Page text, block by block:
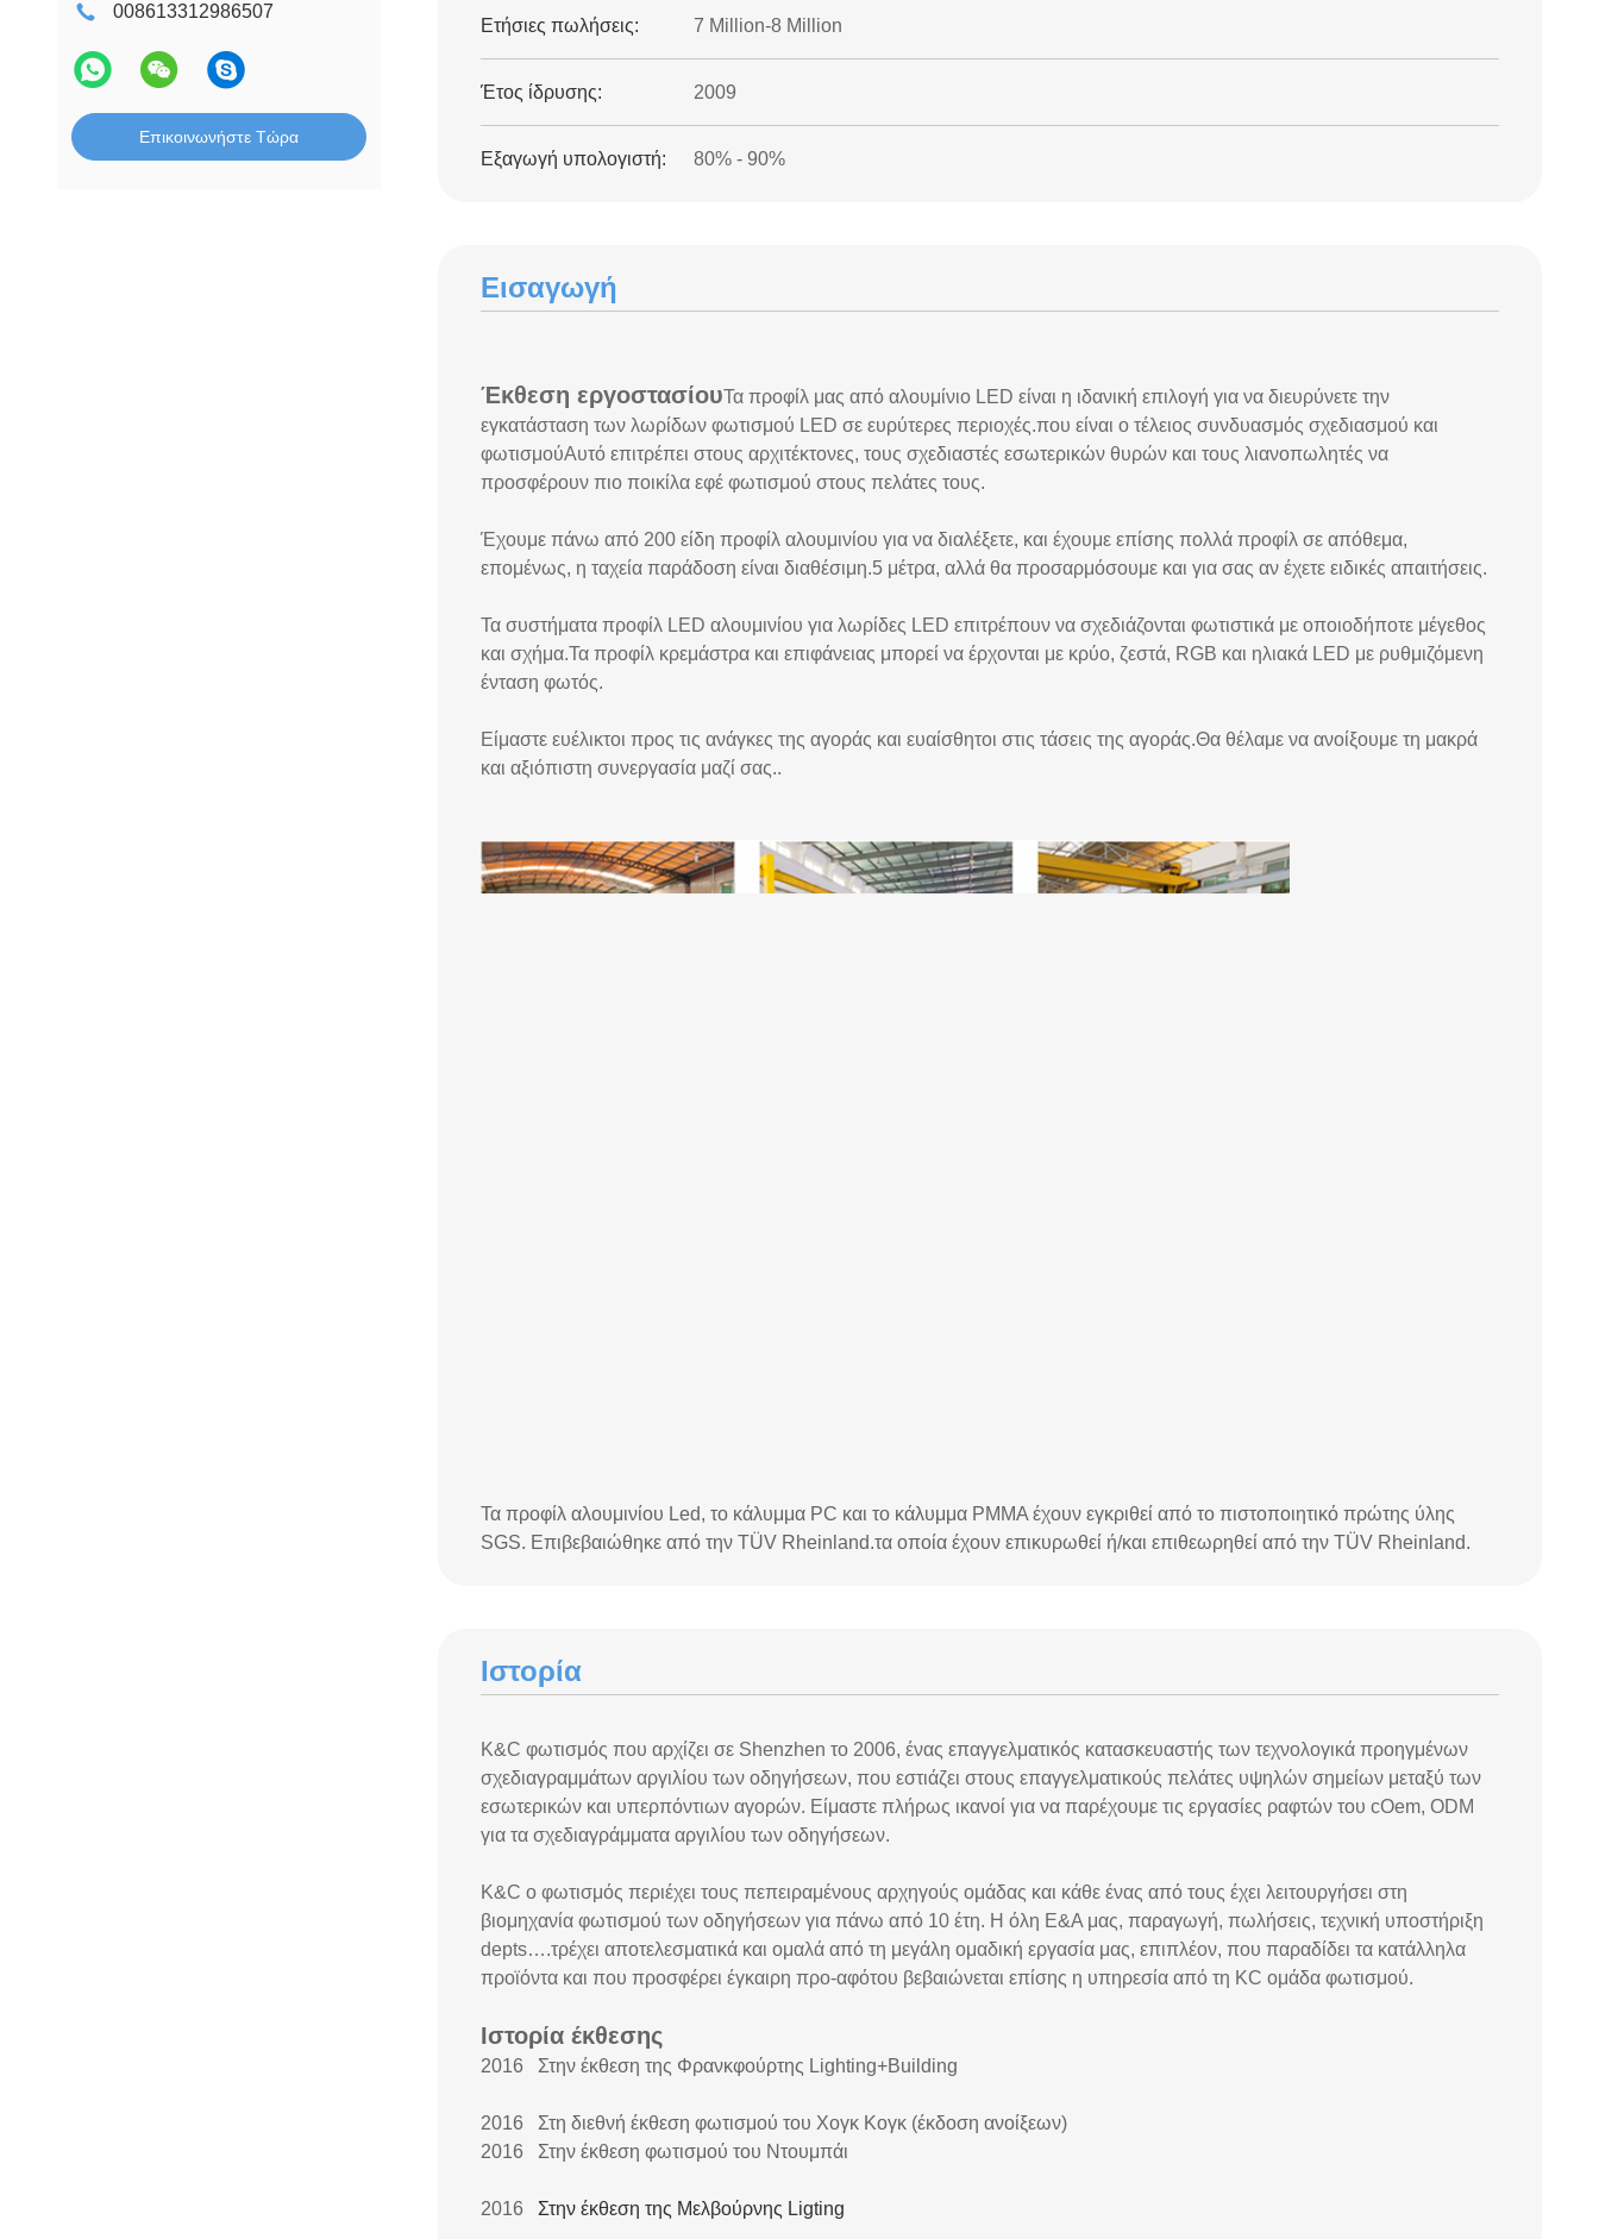
008613312986507
Επικοινωνήστε Τώρα
Ετήσιες πωλήσεις: 7 Million-8 Million
Έτος ίδρυσης: 2009
Εξαγωγή υπολογιστή: 80% - 90%
Εισαγωγή
Έκθεση εργοστασίουΤα προφίλ μας από αλουμίνιο LED είναι η ιδανική επιλογή για να διευρύνετε την
εγκατάσταση των λωρίδων φωτισμού LED σε ευρύτερες περιοχές.που είναι ο τέλειος συνδυασμός σχεδιασμού και
φωτισμούΑυτό επιτρέπει στους αρχιτέκτονες, τους σχεδιαστές εσωτερικών θυρών και τους λιανοπωλητές να
προσφέρουν πιο ποικίλα εφέ φωτισμού στους πελάτες τους.
Έχουμε πάνω από 200 είδη προφίλ αλουμινίου για να διαλέξετε, και έχουμε επίσης πολλά προφίλ σε απόθεμα,
επομένως, η ταχεία παράδοση είναι διαθέσιμη.5 μέτρα, αλλά θα προσαρμόσουμε και για σας αν έχετε ειδικές απαιτήσεις.
Τα συστήματα προφίλ LED αλουμινίου για λωρίδες LED επιτρέπουν να σχεδιάζονται φωτιστικά με οποιοδήποτε μέγεθος
και σχήμα.Τα προφίλ κρεμάστρα και επιφάνειας μπορεί να έρχονται με κρύο, ζεστά, RGB και ηλιακά LED με ρυθμιζόμενη
ένταση φωτός.
Είμαστε ευέλικτοι προς τις ανάγκες της αγοράς και ευαίσθητοι στις τάσεις της αγοράς.Θα θέλαμε να ανοίξουμε τη μακρά
και αξιόπιστη συνεργασία μαζί σας..
Τα προφίλ αλουμινίου Led, το κάλυμμα PC και το κάλυμμα PMMA έχουν εγκριθεί από το πιστοποιητικό πρώτης ύλης
SGS. Επιβεβαιώθηκε από την TÜV Rheinland.τα οποία έχουν επικυρωθεί ή/και επιθεωρηθεί από την TÜV Rheinland.
Ιστορία
K&C φωτισμός που αρχίζει σε Shenzhen το 2006, ένας επαγγελματικός κατασκευαστής των τεχνολογικά προηγμένων
σχεδιαγραμμάτων αργιλίου των οδηγήσεων, που εστιάζει στους επαγγελματικούς πελάτες υψηλών σημείων μεταξύ των
εσωτερικών και υπερπόντιων αγορών. Είμαστε πλήρως ικανοί για να παρέχουμε τις εργασίες ραφτών του cOem, ODM
για τα σχεδιαγράμματα αργιλίου των οδηγήσεων.
K&C ο φωτισμός περιέχει τους πεπειραμένους αρχηγούς ομάδας και κάθε ένας από τους έχει λειτουργήσει στη
βιομηχανία φωτισμού των οδηγήσεων για πάνω από 10 έτη. Η όλη Ε&Α μας, παραγωγή, πωλήσεις, τεχνική υποστήριξη
depts….τρέχει αποτελεσματικά και ομαλά από τη μεγάλη ομαδική εργασία μας, επιπλέον, που παραδίδει τα κατάλληλα
προϊόντα και που προσφέρει έγκαιρη προ-αφότου βεβαιώνεται επίσης η υπηρεσία από τη KC ομάδα φωτισμού.
Ιστορία έκθεσης
2016 Στην έκθεση της Φρανκφούρτης Lighting+Building
2016 Στη διεθνή έκθεση φωτισμού του Χογκ Κογκ (έκδοση ανοίξεων)
2016 Στην έκθεση φωτισμού του Ντουμπάι
2016 Στην έκθεση της Μελβούρνης Ligting